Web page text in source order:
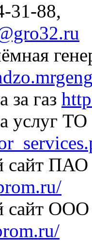
31-88,
за газ
услуг
ПАО
ООО